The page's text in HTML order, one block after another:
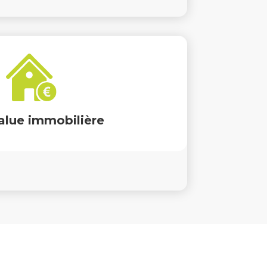
immobilière
votre ancien boiler électrique, vous
votre score énergétique et donc votre